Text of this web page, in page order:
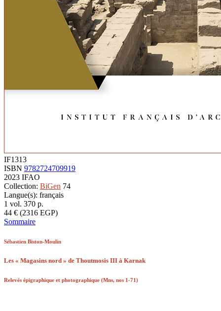
IF1313
ISBN 9782724709919
2023 IFAO
Collection: BiGen 74
Langue(s): français
1 vol. 370 p.
44 € (2316 EGP)
Sommaire
Sébastien Biston-Moulin
Les « Magasins nord » de Thoutmosis III à Karnak
Relevés épigraphique et photographique (Mns, nos 1-71)